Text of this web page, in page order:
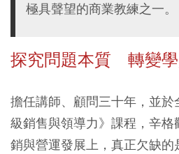
極具聲望的商業教練之一。
探究問題本質 轉變
擔任講師、顧問三十年，並於
級銷售與領導力》課程，辛
銷與營運發展上，真正欠缺